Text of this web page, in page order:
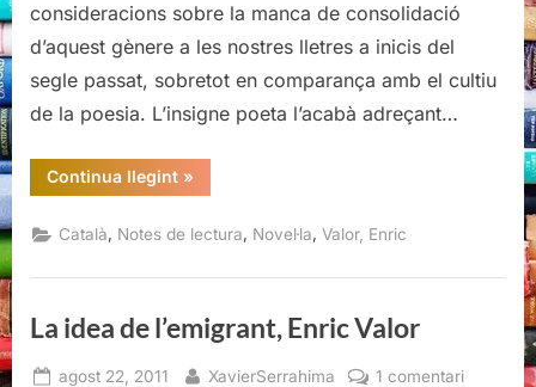
consideracions sobre la manca de consolidació
d’aquest gènere a les nostres lletres a inicis del
segle passat, sobretot en comparança amb el cultiu
de la poesia. L’insigne poeta l’acabà adreçant…
Continua llegint“L’ambició
de
Enric
Valor”
»
Català, Notes de lectura, Novel·la,Valor, Enric
La idea de l’emigrant, Enric Valor
Posted
agost 22, 2011 By
XavierSerrahima 1 comentaria